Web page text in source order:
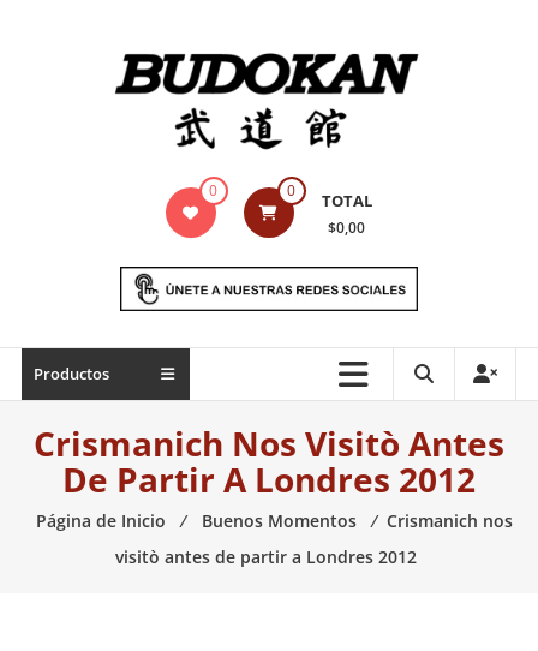
Indumentaria
marciales
Todo
necesario
para
práctica
las
0 0 TOTAL
$0,00
Productos
Crismanich Nos Visitò Antes
De Partir A Londres 2012
Página de Inicio ⁄ Buenos Momentos ⁄ Crismanich nos
visitò antes de partir a Londres 2012